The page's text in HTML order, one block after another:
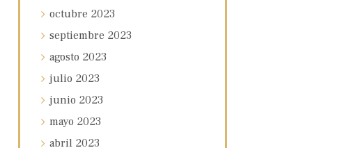
octubre 2023
septiembre 2023
agosto 2023
julio 2023
junio 2023
mayo 2023
abril 2023